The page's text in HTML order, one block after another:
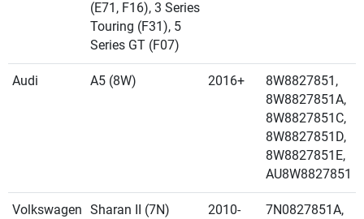
(E71, F16), 3 Series
Touring (F31), 5
Series GT (F07)
Audi A5 (8W) 2016+
8W8827851,
8W8827851A,
8W8827851C,
8W8827851D,
8W8827851E,
AU8W8827851
Volkswagen Sharan II (7N)
2010-
7N0827851A,